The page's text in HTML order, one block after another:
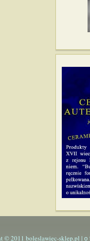
© 2011 boleslawiec-sklep.pl | o